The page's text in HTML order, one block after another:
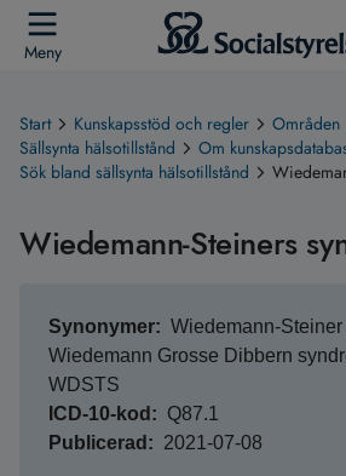
Meny
Start Kunskapsstöd och regler
Områden
Sällsynta hälsotillstånd
Om
Sök bland sällsynta hälsotillstånd
Wiedemann-Steiners
Synonymer Wiedemann-Steiner
Wiedemann Grosse Dibbern
WDSTS
ICD-10-kod Q87.1
Publicerad 2021-07-08